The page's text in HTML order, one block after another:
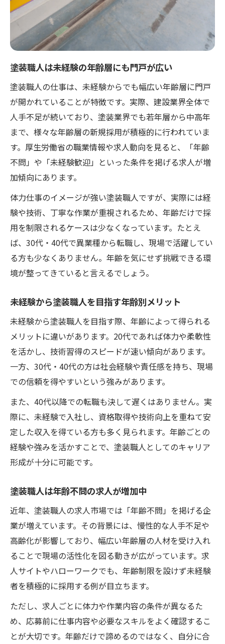
塗装職人は未経験の年齢層にも門戸が広い
塗装職人の仕事は、未経験からでも幅広い年齢層に門戸
が開かれていることが特徴です。実際、建設業界全体で
人手不足が続いており、塗装業界でも若年層から中高年
まで、様々な年齢層の新規採用が積極的に行われていま
す。厚生労働省の職業情報や求人動向を見ると、「年齢
不問」や「未経験歓迎」といった条件を掲げる求人が増
加傾向にあります。
体力仕事のイメージが強い塗装職人ですが、実際には経
験や技術、丁寧な作業が重視されるため、年齢だけで採
用を制限されるケースは少なくなっています。たとえ
ば、30代・40代で異業種から転職し、現場で活躍してい
る方も少なくありません。年齢を気にせず挑戦できる環
境が整ってきていると言えるでしょう。
未経験から塗装職人を目指す年齢別メリット
未経験から塗装職人を目指す際、年齢によって得られる
メリットに違いがあります。20代であれば体力や柔軟性
を活かし、技術習得のスピードが速い傾向があります。
一方、30代・40代の方は社会経験や責任感を持ち、現場
での信頼を得やすいという強みがあります。
また、40代以降での転職も決して遅くはありません。実
際に、未経験で入社し、資格取得や技術向上を重ねて安
定した収入を得ている方も多く見られます。年齢ごとの
経験や強みを活かすことで、塗装職人としてのキャリア
形成が十分に可能です。
塗装職人は年齢不問の求人が増加中
近年、塗装職人の求人市場では「年齢不問」を掲げる企
業が増えています。その背景には、慢性的な人手不足や
高齢化が影響しており、幅広い年齢層の人材を受け入れ
ることで現場の活性化を図る動きが広がっています。求
人サイトやハローワークでも、年齢制限を設けず未経験
者を積極的に採用する例が目立ちます。
ただし、求人ごとに体力や作業内容の条件が異なるた
め、応募前に仕事内容や必要なスキルをよく確認するこ
とが大切です。年齢だけで諦めるのではなく、自分に合